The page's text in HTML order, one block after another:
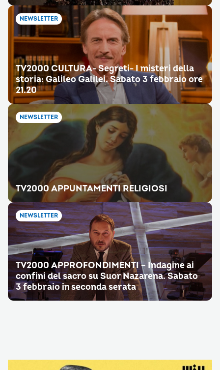
NEWSLETTER
TV2000 CULTURA- Segreti- I misteri della
storia: Galileo Galilei. Sabato 3 febbraio ore
21.20
NEWSLETTER
TV2000 APPUNTAMENTI RELIGIOSI
NEWSLETTER
TV2000 APPROFONDIMENTI – Indagine ai
confini del sacro su Suor Nazarena. Sabato
3 febbraio in seconda serata